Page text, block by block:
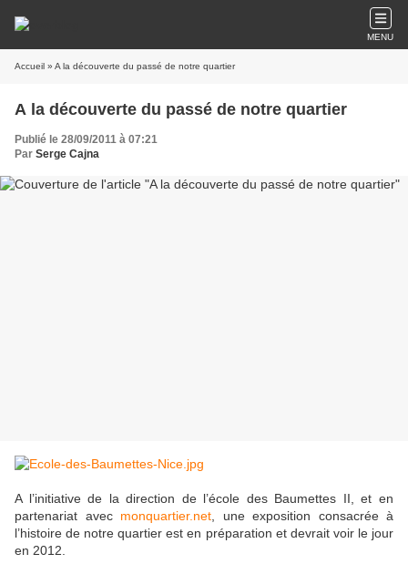
MENU
Accueil » A la découverte du passé de notre quartier
A la découverte du passé de notre quartier
Publié le 28/09/2011 à 07:21
Par Serge Cajna
A l’initiative de la direction de l’école des Baumettes II, et en
partenariat avec monquartier.net , une exposition consacrée à
l’histoire de notre quartier est en préparation et devrait voir le jour
en 2012.